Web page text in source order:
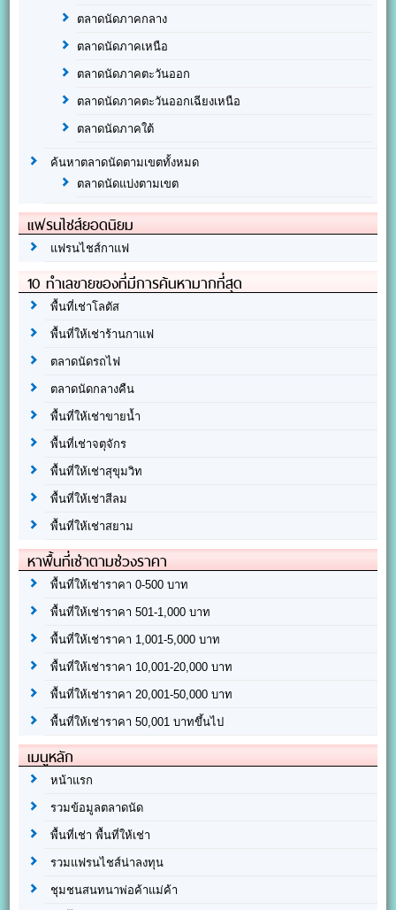
ตลาดนัดภาคกลาง
ตลาดนัดภาคเหนือ
ตลาดนัดภาคตะวันออก
ตลาดนัดภาคตะวันออกเฉียงเหนือ
ตลาดนัดภาคใต้
ค้นหาตลาดนัดตามเขตทั้งหมด
ตลาดนัดแบ่งตามเขต
แฟรนไชส์ยอดนิยม
แฟรนไชส์กาแฟ
10 ทำเลขายของที่มีการค้นหามากที่สุด
พื้นที่เช่าโลตัส
พื้นที่ให้เช่าร้านกาแฟ
ตลาดนัดรถไฟ
ตลาดนัดกลางคืน
พื้นที่ให้เช่าขายน้ำ
พื้นที่เช่าจตุจักร
พื้นที่ให้เช่าสุขุมวิท
พื้นที่ให้เช่าสีลม
พื้นที่ให้เช่าสยาม
หาพื้นที่เช่าตามช่วงราคา
พื้นที่ให้เช่าราคา 0-500 บาท
พื้นที่ให้เช่าราคา 501-1,000 บาท
พื้นที่ให้เช่าราคา 1,001-5,000 บาท
พื้นที่ให้เช่าราคา 10,001-20,000 บาท
พื้นที่ให้เช่าราคา 20,001-50,000 บาท
พื้นที่ให้เช่าราคา 50,001 บาทขึ้นไป
เมนูหลัก
หน้าแรก
รวมข้อมูลตลาดนัด
พื้นที่เช่า พื้นที่ให้เช่า
รวมแฟรนไชส์น่าลงทุน
ชุมชนสนทนาพ่อค้าแม่ค้า